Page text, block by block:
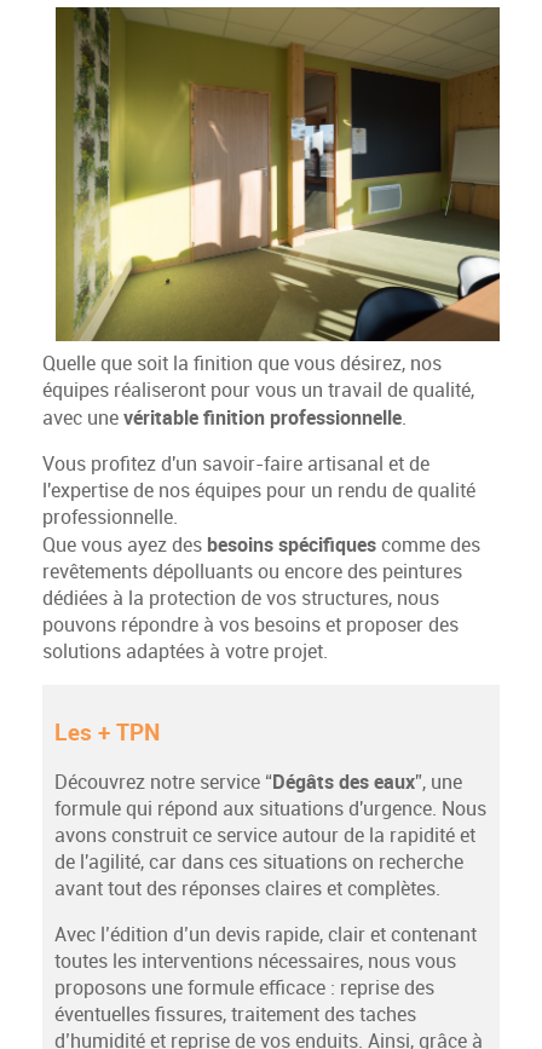
Quelle que soit la finition que vous désirez, nos
équipes réaliseront pour vous un travail de qualité,
avec une véritable finition professionnelle.
Vous profitez d'un savoir-faire artisanal et de
l'expertise de nos équipes pour un rendu de qualité
professionnelle.
Que vous ayez des besoins spécifiquescomme des
revêtements dépolluants ou encore des peintures
dédiées à la protection de vos structures, nous
pouvons répondre à vos besoins et proposer des
solutions adaptées à votre projet.
Les + TPN
Découvrez notre service “Dégâts des eaux”, une
formule qui répond aux situations d'urgence. Nous
avons construit ce service autour de la rapidité et
de l'agilité, car dans ces situations on recherche
avant tout des réponses claires et complètes.
Avec l’édition d’un devis rapide, clair et contenant
toutes les interventions nécessaires, nous vous
proposons une formule efficace : reprise des
éventuelles fissures, traitement des taches
d’humidité et reprise de vos enduits. Ainsi, grâce à